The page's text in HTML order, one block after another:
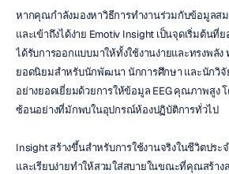
หากคุณกำลังมองหาวิธีการทำงานร่วมกับข้อมูลส
และเข้าถึงได้ง่าย Emotiv Insight เป็นจุดเริ่มต้นที่
ได้รับการออกแบบมาให้ทั้งใช้งานง่ายและทรงพลัง
ยอดนิยมสำหรับนักพัฒนา นักการศึกษา และนักวิ
อย่างยอดเยี่ยมด้วยการให้ข้อมูล EEG คุณภาพสูง
ซ้อนอย่างที่มักพบในอุปกรณ์ห้องปฏิบัติการทั่วไป
Insight สร้างขึ้นสำหรับการใช้งานจริงในชีวิตประ
และเรียบง่ายทำให้สวมใส่สบายในขณะที่คุณสร้าง